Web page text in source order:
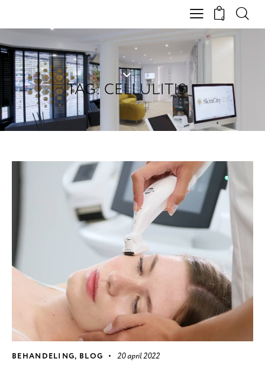
0
TAG: CELLULITIS
BEHANDELING, BLOG 20 april 2022